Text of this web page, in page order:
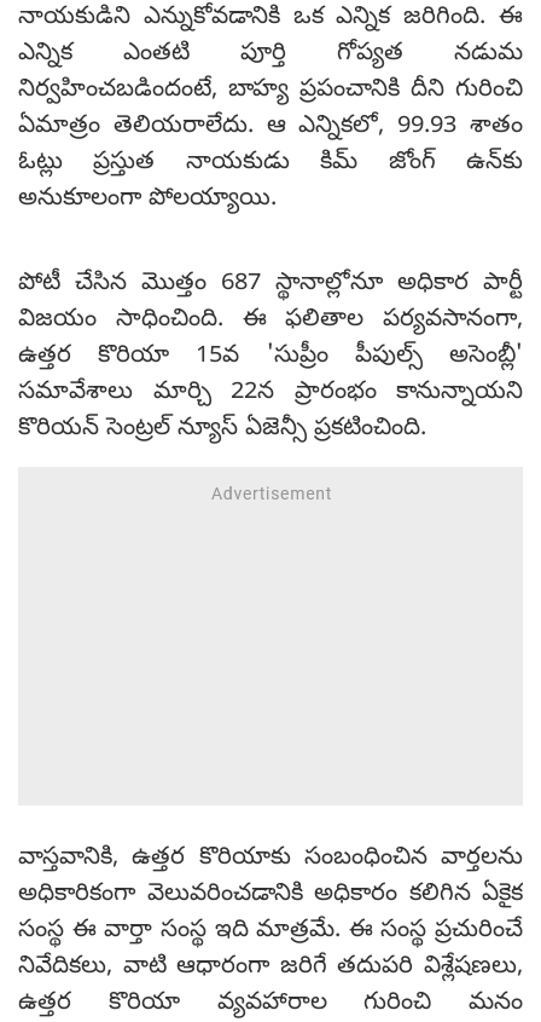
నాయకుడిని ఎన్నుకోవడానికి ఒక ఎన్నిక జరిగింది. ఈ
ఎన్నిక ఎంతటి పూర్తి గోప్యత నడుమ
నిర్వహించబడిందంటే, బాహ్య ప్రపంచానికి దీని గురించి
ఏమాత్రం తెలియరాలేదు. ఆ ఎన్నికలో, 99.93 శాతం
ఓట్లు ప్రస్తుత నాయకుడు కిమ్ జోంగ్ ఉన్‌కు
అనుకూలంగా పోలయ్యాయి.
పోటీ చేసిన మొత్తం 687 స్థానాల్లోనూ అధికార పార్టీ
విజయం సాధించింది. ఈ ఫలితాల పర్యవసానంగా,
ఉత్తర కొరియా 15వ 'సుప్రీం పీపుల్స్ అసెంబ్లీ'
సమావేశాలు మార్చి 22న ప్రారంభం కానున్నాయని
కొరియన్ సెంట్రల్ న్యూస్ ఏజెన్సీ ప్రకటించింది.
వాస్తవానికి, ఉత్తర కొరియాకు సంబంధించిన వార్తలను
అధికారికంగా వెలువరించడానికి అధికారం కలిగిన ఏకైక
సంస్థ ఈ వార్తా సంస్థ ఇది మాత్రమే. ఈ సంస్థ ప్రచురించే
నివేదికలు, వాటి ఆధారంగా జరిగే తదుపరి విశ్లేషణలు,
ఉత్తర కొరియా వ్యవహారాల గురించి మనం